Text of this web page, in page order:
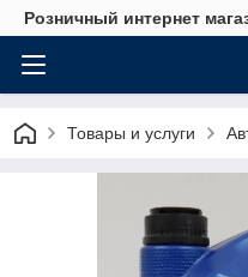
Розничный интернет
Товары и услуги